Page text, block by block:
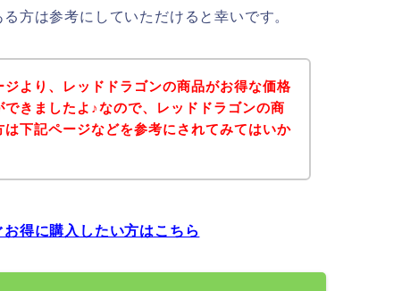
方は参考にしていただけると幸いです。
ジより、レッドドラゴンの商品がお得な価格
できましたよ♪なので、レッドドラゴンの商
は下記ページなどを参考にされてみてはいか
得に購入したい方はこちら